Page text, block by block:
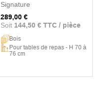
Signature
289,00 €
Soit 144,50 € TTC / pièce
Bois
Pour tables de repas - H 70 à
76 cm